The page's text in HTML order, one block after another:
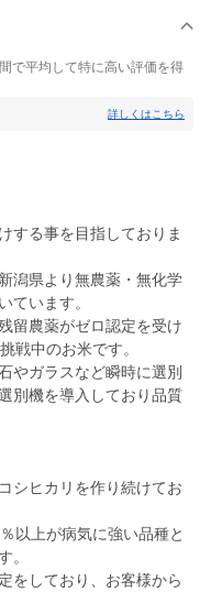
で平均して特に高い評価を得
詳しくはこちら
する事を目指しておりま
潟県より無農薬・無化学
ています。
留農薬がゼロ認定を受け
戦中のお米です。
やガラスなど瞬時に選別
別機を導入しており品質
シヒカリを作り続けてお
以上が病気に強い品種と
。
をしており、お客様から